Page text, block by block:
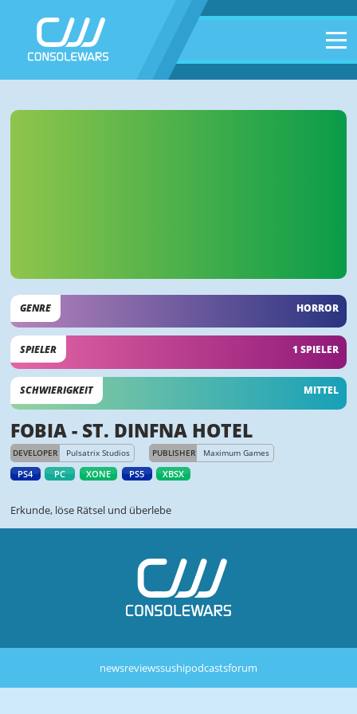
GENRE HORROR
SPIELER 1 SPIELER
SCHWIERIGKEIT MITTEL
FOBIA - ST. DINFNA HOTEL
DEVELOPER Pulsatrix Studios PUBLISHER Maximum Games
PS4 PC XONE PS5 XBSX
Erkunde, löse Rätsel und überlebe
newsreviewssushipodcastsforum